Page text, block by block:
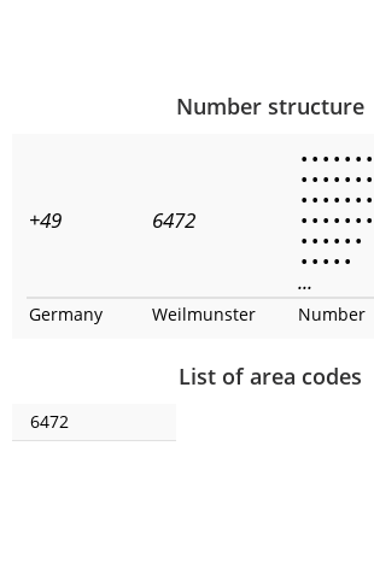
Number structure
+49 6472
• • • • • • •
• • • • • • •
• • • • • • •
• • • • • • •
• • • • • •
• • • • •
...
Germany Weilmunster Number
List of area codes
6472